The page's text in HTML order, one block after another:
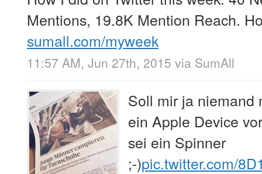
Mentions, 19.8K Mention Reach.
sumall.com/myweek
11:57 AM, Jun 27th, 2015 via SumAll
Soll mir ja
ein Apple Device
sei ein Spinner
;-)pic.twitter.com/